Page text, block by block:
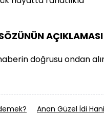
AÇIKLAMASI
doğrusu ondan
Anan Güzel İdi